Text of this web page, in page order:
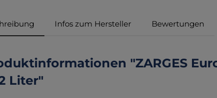
Infos zum Hersteller Bewertungen
"ZARGES
Liter"